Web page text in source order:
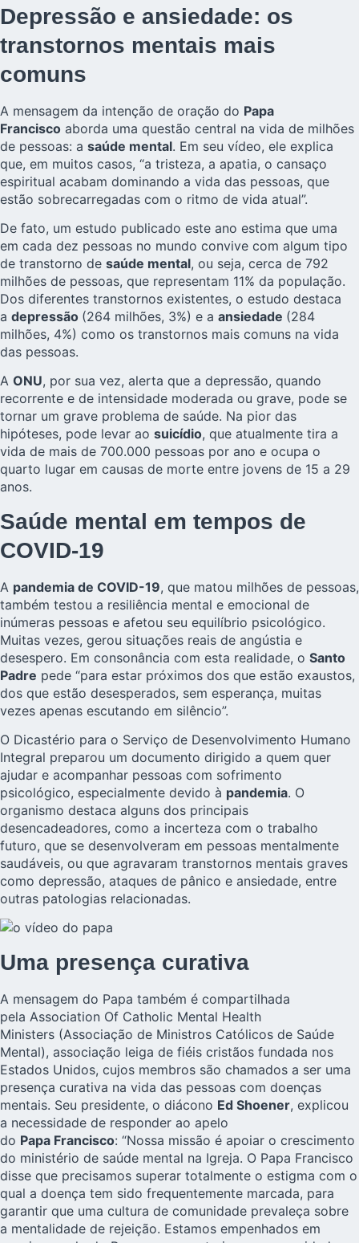
Depressão e ansiedade: os
transtornos mentais mais
comuns
A mensagem da intenção de oração do Papa
Francisco aborda uma questão central na vida de milhões
de pessoas: a saúde mental. Em seu vídeo, ele explica
que, em muitos casos, “a tristeza, a apatia, o cansaço
espiritual acabam dominando a vida das pessoas, que
estão sobrecarregadas com o ritmo de vida atual”.
De fato, um estudo publicado este ano estima que uma
em cada dez pessoas no mundo convive com algum tipo
de transtorno de saúde mental, ou seja, cerca de 792
milhões de pessoas, que representam 11% da população.
Dos diferentes transtornos existentes, o estudo destaca
a depressão (264 milhões, 3%) e a ansiedade (284
milhões, 4%) como os transtornos mais comuns na vida
das pessoas.
A ONU, por sua vez, alerta que a depressão, quando
recorrente e de intensidade moderada ou grave, pode se
tornar um grave problema de saúde. Na pior das
hipóteses, pode levar ao suicídio, que atualmente tira a
vida de mais de 700.000 pessoas por ano e ocupa o
quarto lugar em causas de morte entre jovens de 15 a 29
anos.
Saúde mental em tempos de
COVID-19
A pandemia de COVID-19, que matou milhões de pessoas,
também testou a resiliência mental e emocional de
inúmeras pessoas e afetou seu equilíbrio psicológico.
Muitas vezes, gerou situações reais de angústia e
desespero. Em consonância com esta realidade, o Santo
Padre pede “para estar próximos dos que estão exaustos,
dos que estão desesperados, sem esperança, muitas
vezes apenas escutando em silêncio”.
O Dicastério para o Serviço de Desenvolvimento Humano
Integral preparou um documento dirigido a quem quer
ajudar e acompanhar pessoas com sofrimento
psicológico, especialmente devido à pandemia. O
organismo destaca alguns dos principais
desencadeadores, como a incerteza com o trabalho
futuro, que se desenvolveram em pessoas mentalmente
saudáveis, ​​ou que agravaram transtornos mentais graves
como depressão, ataques de pânico e ansiedade, entre
outras patologias relacionadas.
Uma presença curativa
A mensagem do Papa também é compartilhada
pela Association Of Catholic Mental Health
Ministers (Associação de Ministros Católicos de Saúde
Mental), associação leiga de fiéis cristãos fundada nos
Estados Unidos, cujos membros são chamados a ser uma
presença curativa na vida das pessoas com doenças
mentais. Seu presidente, o diácono Ed Shoener, explicou
a necessidade de responder ao apelo
do Papa Francisco: “Nossa missão é apoiar o crescimento
do ministério de saúde mental na Igreja. O Papa Francisco
disse que precisamos superar totalmente o estigma com o
qual a doença tem sido frequentemente marcada, para
garantir que uma cultura de comunidade prevaleça sobre
a mentalidade de rejeição. Estamos empenhados em